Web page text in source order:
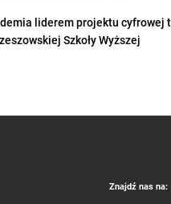
liderem projektu cyfrowej
Szkoły Wyższej
Znajdź nas na: